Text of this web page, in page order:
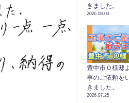
きました。
2026.08.03
豊中市Ｏ様邸
事のご依頼を
きました。
2026.07.25